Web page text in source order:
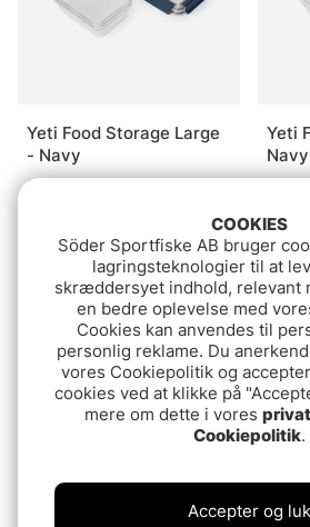
Yeti Food Storage Large
- Navy
219 DKK
Yeti
Navy
Medium - Navy
COOKIES
Söder Sportfiske AB bruger
lagringsteknologier til at
skræddersyet indhold, relevant
en bedre oplevelse med
Cookies kan anvendes til
personlig reklame. Du
vores Cookiepolitik og
cookies ved at klikke på
mere om dette i vores
Cookiepolitik.
Accepter og luk